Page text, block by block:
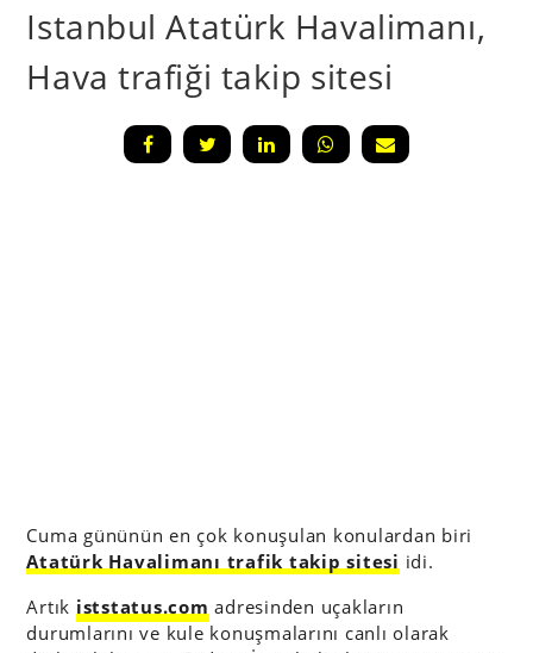
Istanbul Atatürk Havalimanı,
Hava trafiği takip sitesi
Cuma gününün en çok konuşulan konulardan biri
Atatürk Havalimanı trafik takip sitesi idi.
Artık iststatus.com adresinden uçakların
durumlarını ve kule konuşmalarını canlı olarak